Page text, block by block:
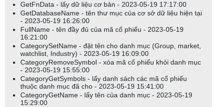
GetFnData - lấy dữ liệu cơ bản - 2023-05-19 17:17:00
GetDatabaseName - tên thư mục của cơ sở dữ liệu hiện tại
- 2023-05-19 16:26:00
FullName - tên đầy đủ của mã cổ phiếu - 2023-05-19
16:21:00
CategorySetName - đặt tên cho danh mục (Group, market,
watchlist, Industry) - 2023-05-19 16:09:00
CategoryRemoveSymbol - xóa mã cổ phiếu khỏi danh mục
- 2023-05-19 15:55:00
CategoryGetSymbols - lấy danh sách các mã cổ phiếu
thuộc danh mục đã cho - 2023-05-19 15:41:00
CategoryGetName - lấy tên của danh mục - 2023-05-19
15:29:00